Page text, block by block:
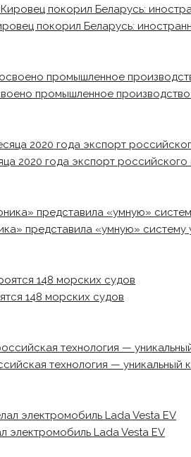
покорил Беларусь:
промышленное
2020 года экспорт
представила «умную» систему
148 морских судов
технология — уникальный
электромобиль Lada Vesta EV